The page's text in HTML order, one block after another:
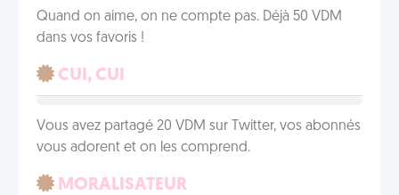
Quand on aime, on ne compte pas. Déjà 50 VDM
dans vos favoris !
CUI, CUI
Vous avez partagé 20 VDM sur Twitter, vos abonnés
vous adorent et on les comprend.
MORALISATEUR